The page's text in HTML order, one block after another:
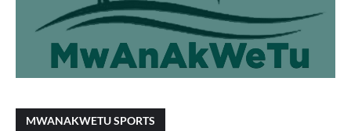
MWANAKWETU SPORTS